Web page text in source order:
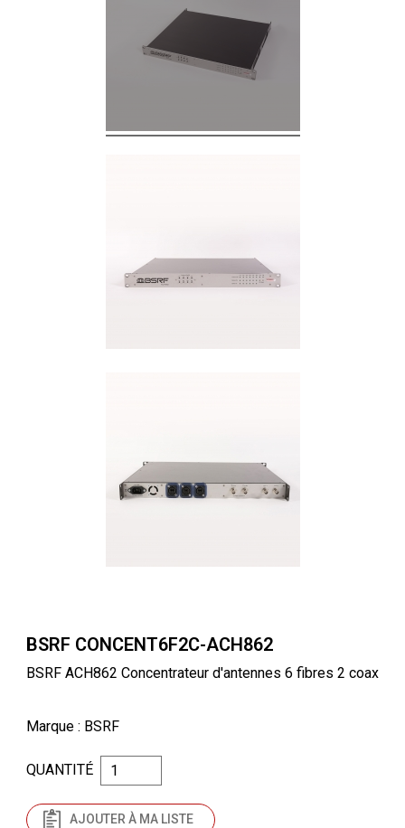
BSRF CONCENT6F2C-ACH862
BSRF ACH862 Concentrateur d'antennes 6 fibres 2 coax
Marque : BSRF
QUANTITÉ
AJOUTER À MA LISTE